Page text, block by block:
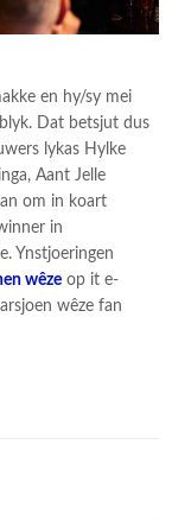
en hy/sy mei
Dat betsjut dus
lykas Hylke
Aant Jelle
om in koart
in
Ynstjoeringen
wêze op it e-
wêze fan